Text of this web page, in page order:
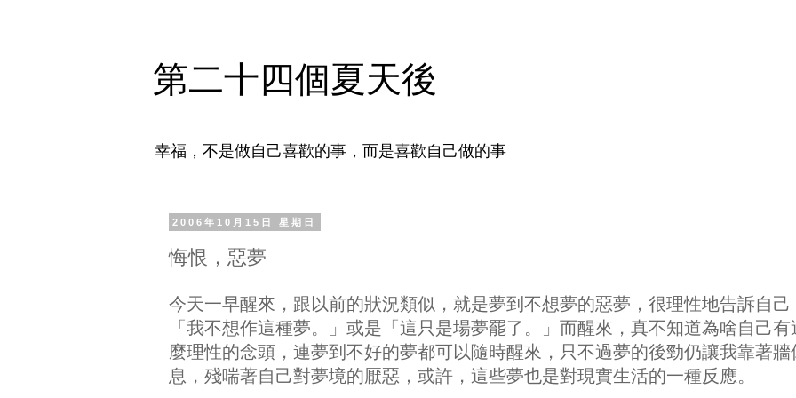
第二十四個夏天後
幸福，不是做自己喜歡的事，而是喜歡自己做的事
2006年10月15日 星期日
悔恨，惡夢
今天一早醒來，跟以前的狀況類似，就是夢到不想夢的惡夢，很理性地告訴自己
「我不想作這種夢。」或是「這只是場夢罷了。」而醒來，真不知道為啥自己有
麼理性的念頭，連夢到不好的夢都可以隨時醒來，只不過夢的後勁仍讓我靠著牆
息，殘喘著自己對夢境的厭惡，或許，這些夢也是對現實生活的一種反應。